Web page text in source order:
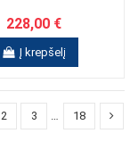
228,00 €
Į krepšelį
2 3 … 18